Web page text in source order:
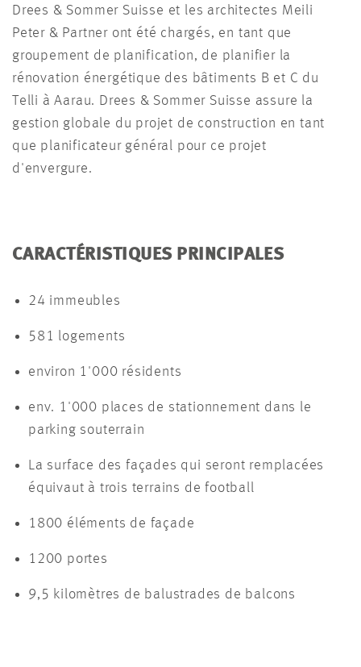
Drees & Sommer Suisse et les architectes Meili
Peter & Partner ont été chargés, en tant que
groupement de planification, de planifier la
rénovation énergétique des bâtiments B et C du
Telli à Aarau. Drees & Sommer Suisse assure la
gestion globale du projet de construction en tant
que planificateur général pour ce projet
d'envergure.
CARACTÉRISTIQUES PRINCIPALES
24 immeubles
581 logements
environ 1'000 résidents
env. 1'000 places de stationnement dans le
parking souterrain
La surface des façades qui seront remplacées
équivaut à trois terrains de football
1800 éléments de façade
1200 portes
9,5 kilomètres de balustrades de balcons